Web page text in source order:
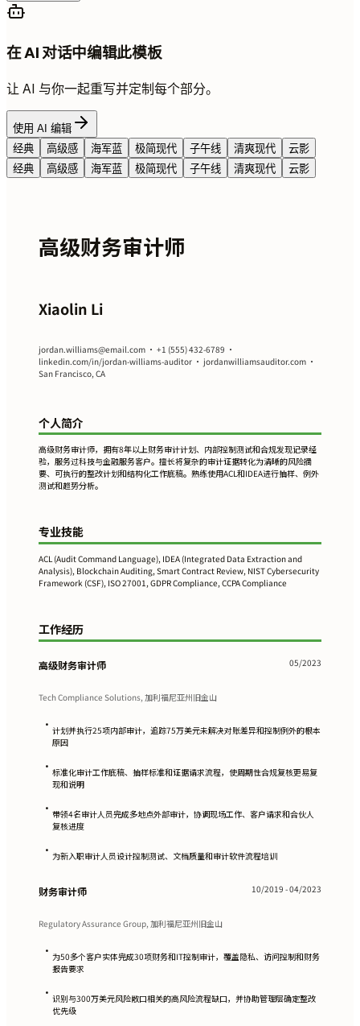
在 AI 对话中编辑此模板
让 AI 与你一起重写并定制每个部分。
使用 AI 编辑
经典
高级感 海军蓝 极简现代 子午线 清爽现代
云影
经典
高级感 海军蓝 极简现代 子午线 清爽现代 云影
高级财务审计师
Xiaolin Li
jordan.williams@email.com • +1 (555) 432-6789 •
linkedin.com/in/jordan-williams-auditor • jordanwilliamsauditor.com •
San Francisco, CA
个人简介
高级财务审计师，拥有8年以上财务审计计划、内部控制测试和合规发现记录经
验，服务过科技与金融服务客户。擅长将复杂的审计证据转化为清晰的风险摘
要、可执行的整改计划和结构化工作底稿。熟练使用ACL和IDEA进行抽样、例外
测试和趋势分析。
专业技能
ACL (Audit Command Language), IDEA (Integrated Data Extraction and
Analysis), Blockchain Auditing, Smart Contract Review, NIST Cybersecurity
Framework (CSF), ISO 27001, GDPR Compliance, CCPA Compliance
工作经历
高级财务审计师 05/2023
Tech Compliance Solutions, 加利福尼亚州旧金山
• 计划并执行25项内部审计，追踪75万美元未解决对账差异和控制例外的根本
原因
• 标准化审计工作底稿、抽样标准和证据请求流程，使周期性合规复核更易复
现和说明
• 带领4名审计人员完成多地点外部审计，协调现场工作、客户请求和合伙人
复核进度
• 为新入职审计人员设计控制测试、文档质量和审计软件流程培训
财务审计师 10/2019 - 04/2023
Regulatory Assurance Group, 加利福尼亚州旧金山
• 为50多个客户实体完成30项财务和IT控制审计，覆盖隐私、访问控制和财务
报告要求
• 识别与300万美元风险敞口相关的高风险流程缺口，并协助管理层确定整改
优先级